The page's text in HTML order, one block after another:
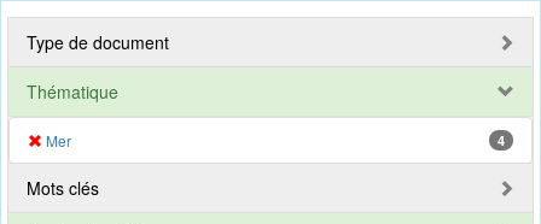
Type de document
Thématique
Mer 4
Mots clés